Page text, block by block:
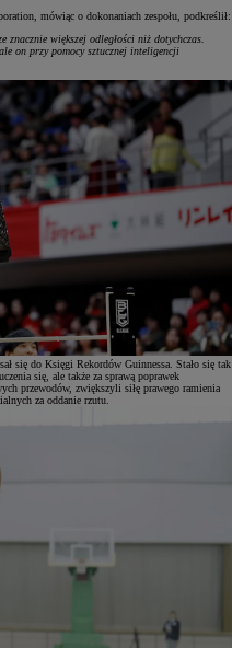
mówiąc o dokonaniach zespołu, podkreślił:
większej odległości niż dotychczas.
on przy pomocy sztucznej inteligencji
się do Księgi Rekordów Guinnessa. Stało się tak
się, ale także za sprawą poprawek
przewodów, zwiększyli siłę prawego ramienia
za oddanie rzutu.